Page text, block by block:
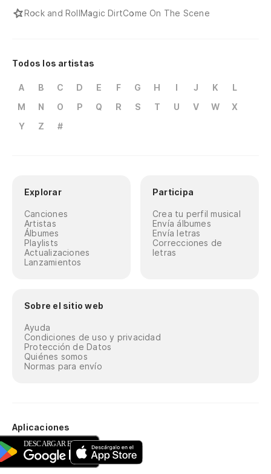
Rock and RollMagic DirtCome On The Scene
Todos los artistas
A B C D E F G H I J K
L
M
N O P Q R S T U V W
X
Y
Z #
Explorar
Canciones
Artistas
Álbumes
Playlists
Actualizaciones
Lanzamientos
Participa
Crea tu perfil musical
Envía álbumes
Envía letras
Correcciones de
letras
Sobre el sitio web
Ayuda
Condiciones de uso y privacidad
Protección de Datos
Quiénes somos
Normas para envío
Aplicaciones